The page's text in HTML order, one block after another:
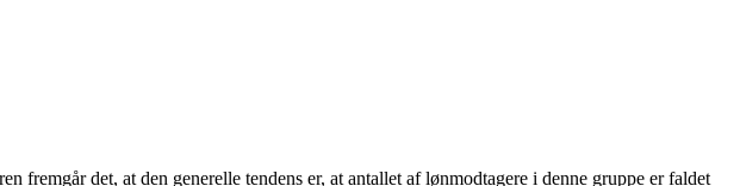
det, at den generelle tendens er, at antallet af lønmodtagere i denne gruppe er faldet